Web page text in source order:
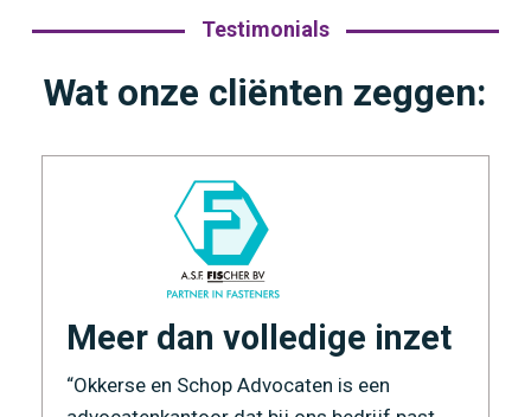
Testimonials
Wat onze cliënten zeggen:
Meer dan volledige inzet
“Okkerse en Schop Advocaten is een